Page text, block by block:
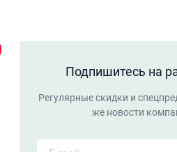
Подпишитесь на
Регулярные скидки и
же новости